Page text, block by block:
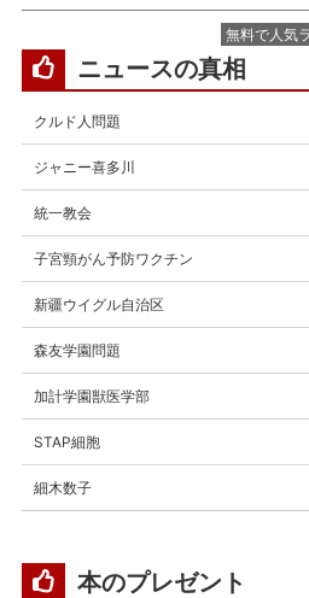
無料で人気
ニュースの真相
クルド人問題
ジャニー喜多川
統一教会
子宮頸がん予防ワクチン
新疆ウイグル自治区
森友学園問題
加計学園獣医学部
STAP細胞
細木数子
本のプレゼント